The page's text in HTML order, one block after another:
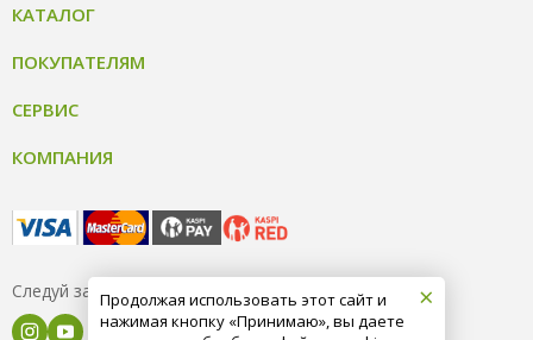
КАТАЛОГ
ПОКУПАТЕЛЯМ
СЕРВИС
КОМПАНИЯ
Следуй за нами ×
Продолжая использовать этот сайт и
нажимая кнопку «Принимаю», вы даете